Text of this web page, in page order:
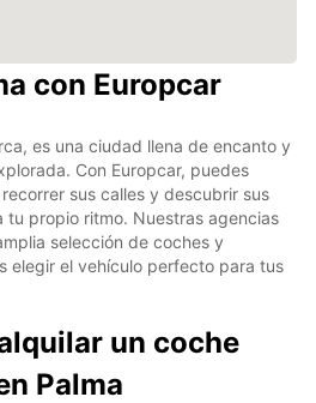
con Europcar
es una ciudad llena de encanto y
Con Europcar, puedes
sus calles y descubrir sus
tu propio ritmo. Nuestras agencias
selección de coches y
elegir el vehículo perfecto para tus
un coche
Palma